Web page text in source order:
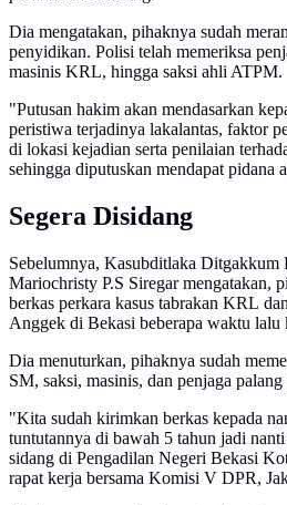
Dia mengatakan, pihaknya sudah
penyidikan. Polisi telah memeriksa
masinis KRL, hingga saksi ahli ATPM.
"Putusan hakim akan mendasarkan
peristiwa terjadinya lakalantas, faktor
di lokasi kejadian serta penilaian
sehingga diputuskan mendapat pidana
Segera Disidang
Sebelumnya, Kasubditlaka Ditgakkum
Mariochristy P.S Siregar mengatakan,
berkas perkara kasus tabrakan KRL
Anggek di Bekasi beberapa waktu lalu
Dia menuturkan, pihaknya sudah
SM, saksi, masinis, dan penjaga
"Kita sudah kirimkan berkas kepada
tuntutannya di bawah 5 tahun jadi
sidang di Pengadilan Negeri Bekasi
rapat kerja bersama Komisi V DPR,